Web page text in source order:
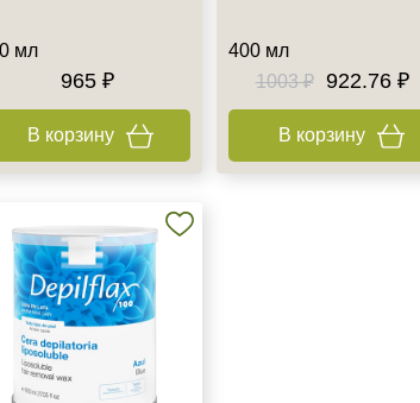
мл
965 ₽
В корзину
400 мл
1003 ₽
922.76 ₽
В корзину